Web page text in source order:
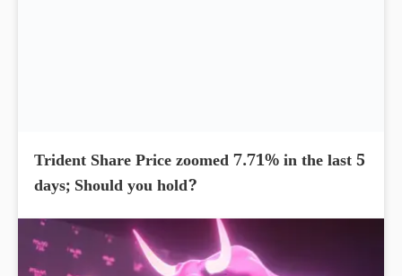
Trident Share Price zoomed 7.71% in the last 5
days; Should you hold?